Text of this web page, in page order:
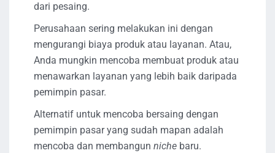
dari pesaing.
Perusahaan sering melakukan ini dengan
mengurangi biaya produk atau layanan. Atau,
Anda mungkin mencoba membuat produk atau
menawarkan layanan yang lebih baik daripada
pemimpin pasar.
Alternatif untuk mencoba bersaing dengan
pemimpin pasar yang sudah mapan adalah
mencoba dan membangun niche baru.